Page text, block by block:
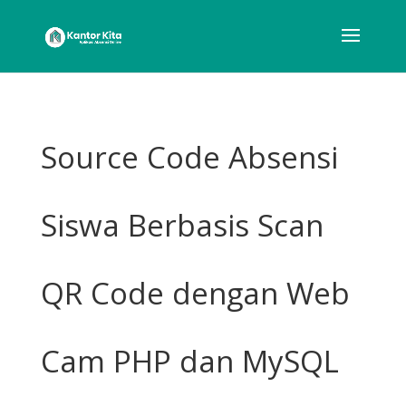
Source Code Absensi
Siswa Berbasis Scan
QR Code dengan Web
Cam PHP dan MySQL